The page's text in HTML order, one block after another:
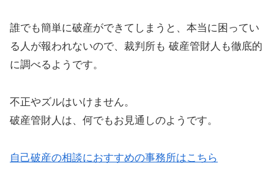
誰でも簡単に破産ができてしまうと、本当に困ってい
る人が報われないので、裁判所も 破産管財人も徹底的
に調べるようです。
不正やズルはいけません。
破産管財人は、何でもお見通しのようです。
自己破産の相談におすすめの事務所はこちら